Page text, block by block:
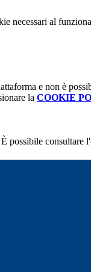
necessari al
e non è
la COOKIE
possibile consultare